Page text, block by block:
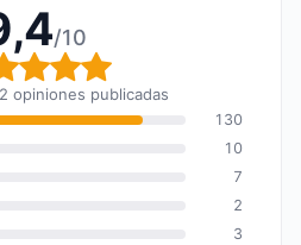
/10
global: 9,4
opiniones publicadas
130
10
7
2
3